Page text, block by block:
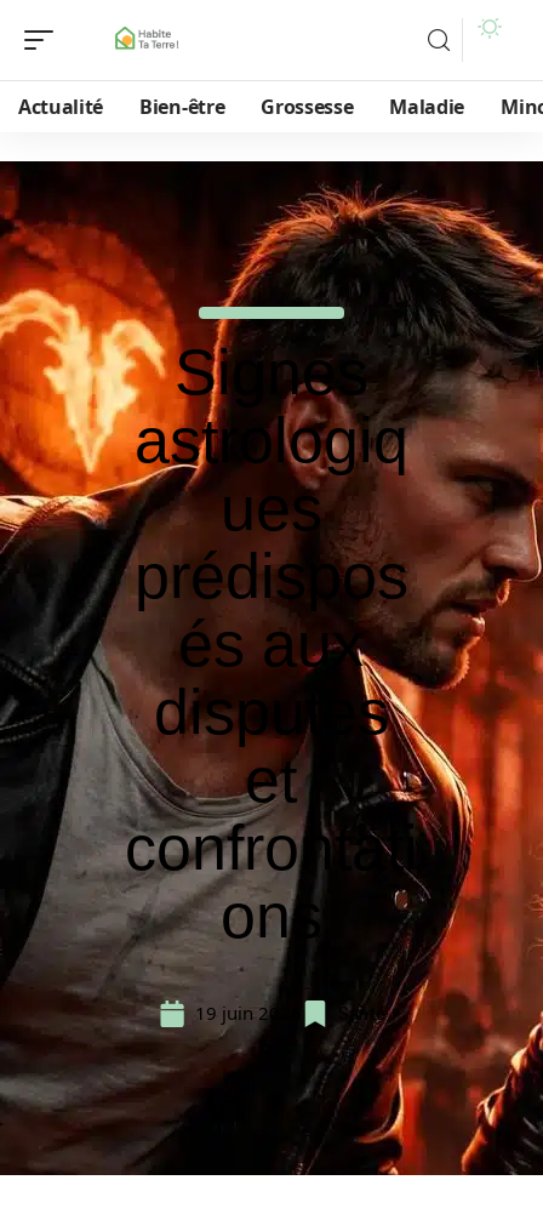
Actualité Bien-être Grossesse Maladie
Signes
astrologiq
ues
prédispos
és aux
disputes
et
confrontati
ons
19 juin 2026 Santé